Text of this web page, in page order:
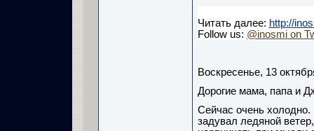
Читать далее: http://
Follow us: @inosmi on
Воскресенье, 13
Дорогие мама, папа и
Сейчас очень
задувал ледяной